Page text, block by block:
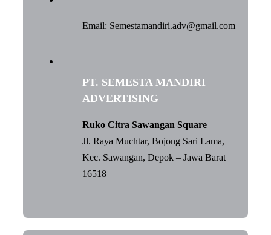
Email: Semestamandiri.adv@gmail.com
PT. SEMESTA MANDIRI
ADVERTISING
Ruko Citra Sawangan Square
Jl. Raya Muchtar, Bojong Sari Lama,
Kec. Sawangan, Depok – Jawa Barat
16518